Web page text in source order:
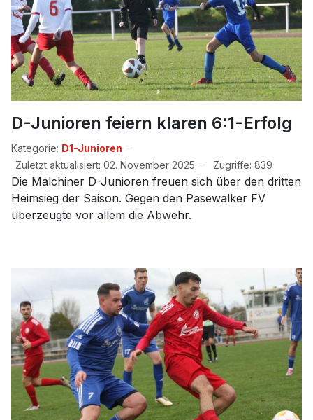
D-Junioren feiern klaren 6:1-Erfolg
Kategorie: D1-Junioren
Zuletzt aktualisiert: 02. November 2025
Zugriffe: 839
Die Malchiner D-Junioren freuen sich über den dritten
Heimsieg der Saison. Gegen den Pasewalker FV
überzeugte vor allem die Abwehr.